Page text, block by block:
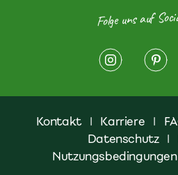
Folge uns auf
Kontakt | Karriere |
Datenschutz |
Nutzungsbedingungen